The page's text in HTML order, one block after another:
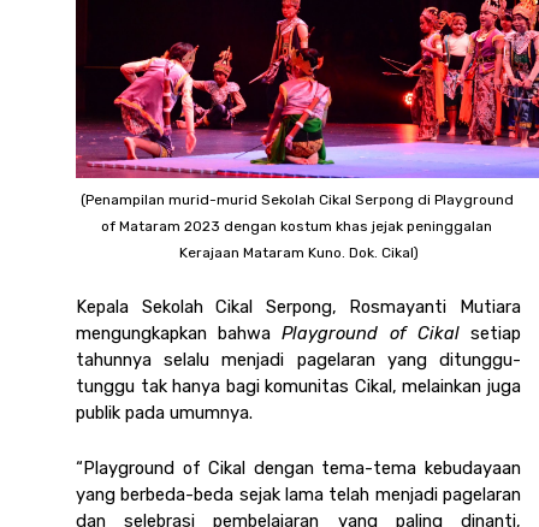
(Penampilan murid-murid Sekolah Cikal Serpong di Playground
of Mataram 2023 dengan kostum khas jejak peninggalan
Kerajaan Mataram Kuno. Dok. Cikal)
Kepala Sekolah Cikal Serpong, Rosmayanti Mutiara
mengungkapkan bahwa Playground of Cikal setiap
tahunnya selalu menjadi pagelaran yang ditunggu-
tunggu tak hanya bagi komunitas Cikal, melainkan juga
publik pada umumnya.
“Playground of Cikal dengan tema-tema kebudayaan
yang berbeda-beda sejak lama telah menjadi pagelaran
dan selebrasi pembelajaran yang paling dinanti,